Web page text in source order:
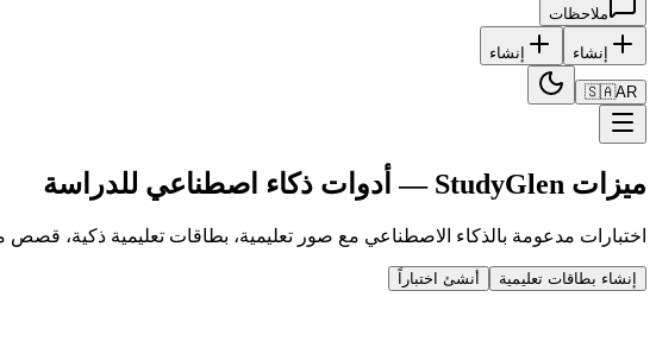
ملاحظات
إنشاء إنشاء
🇸🇦AR
ميزات StudyGlen — أدوات ذكاء اصطناعي للدراسة
اختبارات مدعومة بالذكاء الاصطناعي مع صور تعليمية، بطاقات تعليمية ذكية،
إنشاء بطاقات تعليمية أنشئ اختباراً